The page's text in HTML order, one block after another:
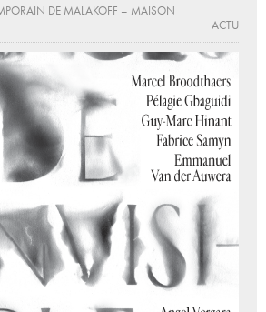
DE MALAKOFF – MAISON
ACTU